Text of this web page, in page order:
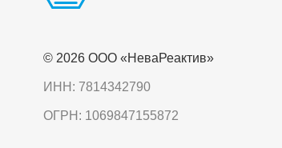
© 2026 OOO «НеваРеактив»
ИНН: 7814342790
ОГРН: 1069847155872